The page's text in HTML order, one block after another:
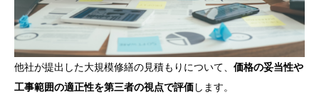
他社が提出した大規模修繕の見積もりについて、 価格の妥当性や
工事範囲の適正性を第三者の視点で評価します。